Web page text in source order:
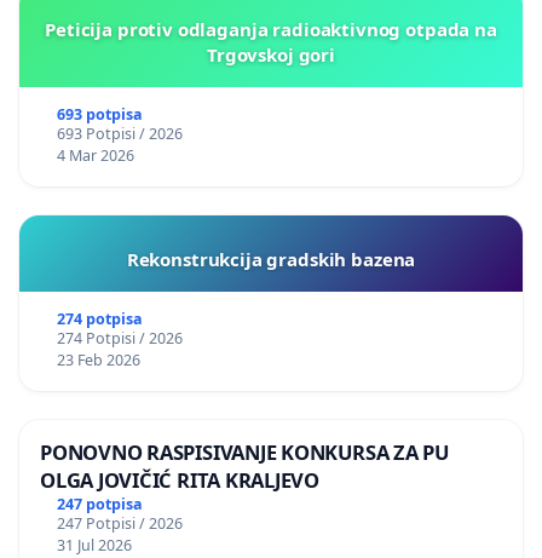
Peticija protiv odlaganja radioaktivnog otpada na
Trgovskoj gori
693 potpisa
693 Potpisi / 2026
4 Mar 2026
Rekonstrukcija gradskih bazena
274 potpisa
274 Potpisi / 2026
23 Feb 2026
PONOVNO RASPISIVANJE KONKURSA ZA PU
OLGA JOVIČIĆ RITA KRALJEVO
247 potpisa
247 Potpisi / 2026
31 Jul 2026